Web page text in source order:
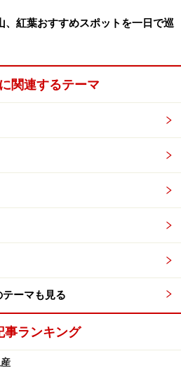
、紅葉おすすめスポットを一日で巡
関連するテーマ
テーマも見る
事ランキング